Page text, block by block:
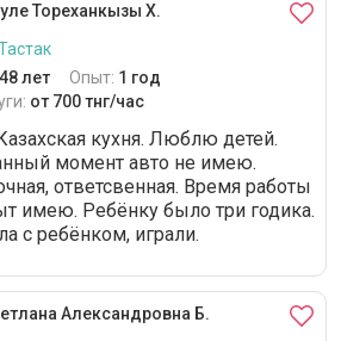
Тореханкызы Х.
48 лет Опыт: 1 год
от 700 тнг/час
кухня. Люблю детей.
момент авто не имею.
ответсвенная. Время работы
имею. Ребёнку было три годика.
с ребёнком, играли.
Александровна Б.